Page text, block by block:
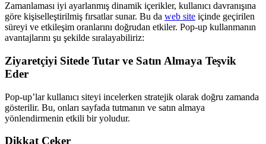
Zamanlaması iyi ayarlanmış dinamik içerikler, kullanıcı davranışına
göre kişiselleştirilmiş fırsatlar sunar. Bu da web site içinde geçirilen
süreyi ve etkileşim oranlarını doğrudan etkiler. Pop-up kullanmanın
avantajlarını şu şekilde sıralayabiliriz:
Ziyaretçiyi Sitede Tutar ve Satın Almaya Teşvik
Eder
Pop-up’lar kullanıcı siteyi incelerken stratejik olarak doğru zamanda
gösterilir. Bu, onları sayfada tutmanın ve satın almaya
yönlendirmenin etkili bir yoludur.
Dikkat Çeker